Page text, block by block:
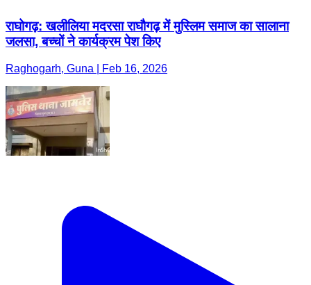
राघोगढ़: खलीलिया मदरसा राघौगढ़ में मुस्लिम समाज का सालाना
जलसा, बच्चों ने कार्यक्रम पेश किए
Raghogarh, Guna | Feb 16, 2026